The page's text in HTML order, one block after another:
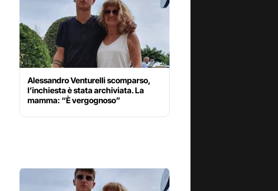
Alessandro Venturelli scomparso,
l’inchiesta è stata archiviata. La
mamma: “È vergognoso”